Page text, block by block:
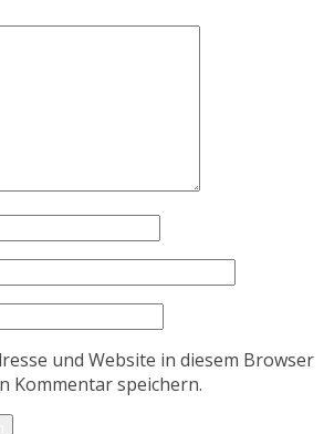
und Website in diesem Browser
Kommentar speichern.